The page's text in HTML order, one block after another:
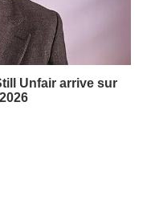
Unfair arrive sur